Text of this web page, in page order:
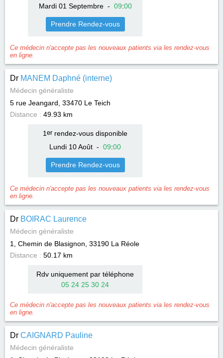
Mardi 01 Septembre- 09:00
Prendre Rendez-vous
Ce médecin n'accepte pas les nouveaux patients via les rendez-vous
en ligne.
Dr MANEM Daphné (interne)
Médecin généraliste
5 rue Jeangard, 33470 Le Teich
Distance : 49.93 km
1 errendez-vous disponible
Lundi 10 Août - 09:00
Prendre Rendez-vous
Ce médecin n'accepte pas les nouveaux patients via les rendez-vous
en ligne.
Dr BOIRAC Laurence
Médecin généraliste
1, Chemin de Blasignon, 33190 La Réole
Distance : 50.17 km
Rdv uniquement par téléphone
05 24 25 30 24
Ce médecin n'accepte pas les nouveaux patients via les rendez-vous
en ligne.
Dr CAIGNARD Pauline
Médecin généraliste